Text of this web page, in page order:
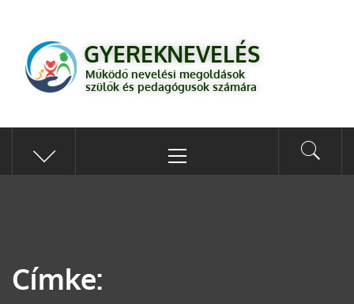
GYEREKNEVELÉS
számára
GYEREKNEVELÉS
Működő nevelési megoldások
szülők és pedagógusok számára
Címke: